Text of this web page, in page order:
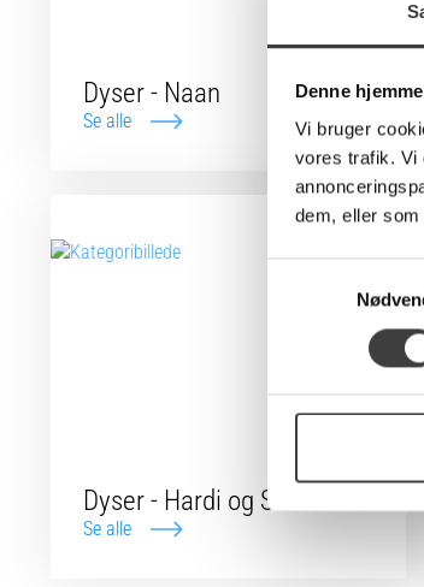
Denne
Vi bruger
vores trafik. Vi
dem, eller
v
Dyser - Naan
Se alle
Dyser - Hardi og SF
Se alle